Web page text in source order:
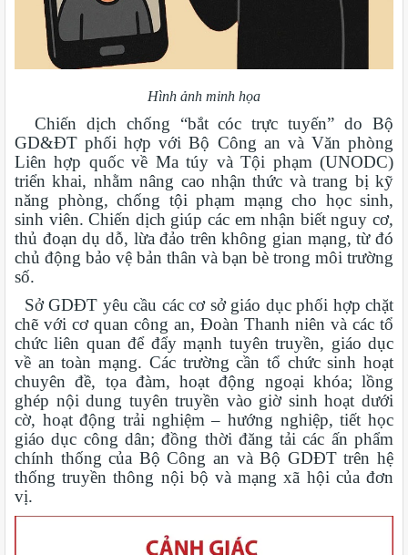
Hình ảnh minh họa
Chiến dịch chống “bắt cóc trực tuyến” do Bộ
GD&ĐT phối hợp với Bộ Công an và Văn phòng
Liên hợp quốc về Ma túy và Tội phạm (UNODC)
triển khai, nhằm nâng cao nhận thức và trang bị kỹ
năng phòng, chống tội phạm mạng cho học sinh,
sinh viên. Chiến dịch giúp các em nhận biết nguy cơ,
thủ đoạn dụ dỗ, lừa đảo trên không gian mạng, từ đó
chủ động bảo vệ bản thân và bạn bè trong môi trường
số.
Sở GDĐT yêu cầu các cơ sở giáo dục phối hợp chặt
chẽ với cơ quan công an, Đoàn Thanh niên và các tổ
chức liên quan để đẩy mạnh tuyên truyền, giáo dục
về an toàn mạng. Các trường cần tổ chức sinh hoạt
chuyên đề, tọa đàm, hoạt động ngoại khóa; lồng
ghép nội dung tuyên truyền vào giờ sinh hoạt dưới
cờ, hoạt động trải nghiệm – hướng nghiệp, tiết học
giáo dục công dân; đồng thời đăng tải các ấn phẩm
chính thống của Bộ Công an và Bộ GDĐT trên hệ
thống truyền thông nội bộ và mạng xã hội của đơn
vị.